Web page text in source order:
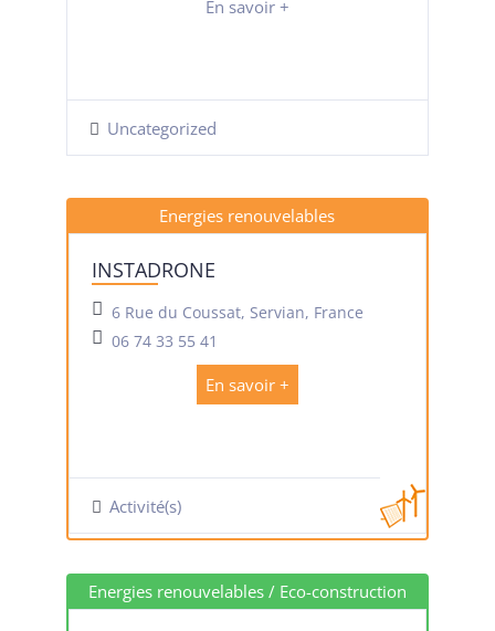
En savoir +
Uncategorized
Energies renouvelables
INSTADRONE
6 Rue du Coussat, Servian, France
06 74 33 55 41
En savoir +
Activité(s)
Energies renouvelables / Eco-construction